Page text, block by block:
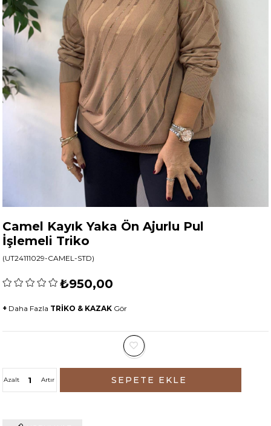
Camel Kayık Yaka Ön Ajurlu Pul
İşlemeli Triko
(UT24111029-CAMEL-STD)
₺950,00
+ Daha Fazla TRİKO & KAZAK Gör
Artır
Azalt